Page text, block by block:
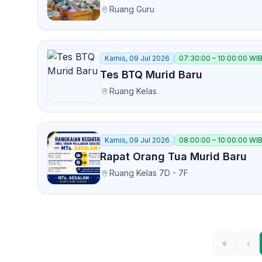
Ruang Guru
Kamis, 09 Jul 2026 07:30:00 – 10:00:00 WIB
Tes BTQ Murid Baru
Ruang Kelas
Kamis, 09 Jul 2026 08:00:00 – 10:00:00 WIB
Rapat Orang Tua Murid Baru
Ruang Kelas 7D - 7F
« ‹